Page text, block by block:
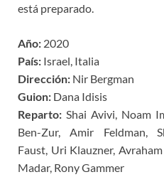
está preparado.
Año: 2020
País: Israel, Italia
Dirección: Nir Bergman
Guion: Dana Idisis
Reparto: Shai Avivi, Noam
Ben-Zur, Amir Feldman,
Faust, Uri Klauzner,
Madar, Rony Gammer